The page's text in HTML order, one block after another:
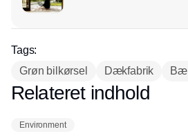
Tags:
Grøn bilkørsel
Dækfabrik
Annonce
Relateret indhold
Environment